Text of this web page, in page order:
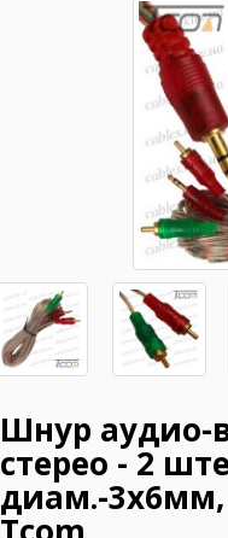
Шнур аудио-
стерео - 2
диам.-